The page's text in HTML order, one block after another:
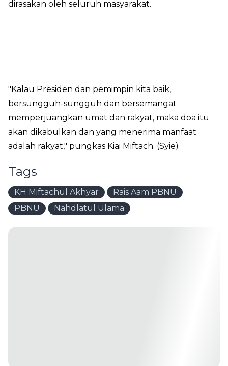
dirasakan oleh seluruh masyarakat.
"Kalau Presiden dan pemimpin kita baik,
bersungguh-sungguh dan bersemangat
memperjuangkan umat dan rakyat, maka doa itu
akan dikabulkan dan yang menerima manfaat
adalah rakyat," pungkas Kiai Miftach. (Syie)
Tags
KH Miftachul Akhyar
Rais Aam PBNU
PBNU
Nahdlatul Ulama